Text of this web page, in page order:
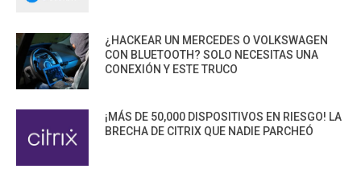
¿HACKEAR UN MERCEDES O VOLKSWAGEN
CON BLUETOOTH? SOLO NECESITAS UNA
CONEXIÓN Y ESTE TRUCO
¡MÁS DE 50,000 DISPOSITIVOS EN RIESGO! LA
BRECHA DE CITRIX QUE NADIE PARCHEÓ